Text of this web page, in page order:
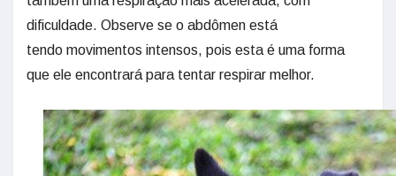
dificuldade. Observe se o abdômen está
tendo movimentos intensos, pois esta é uma forma
que ele encontrará para tentar respirar melhor.